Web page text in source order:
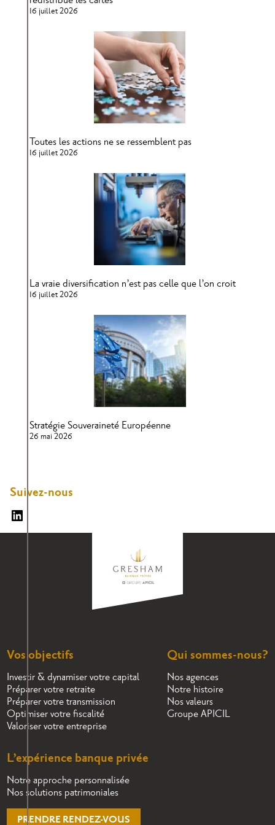
16 juillet 2026
Toutes les actions ne se ressemblent pas
16 juillet 2026
La vraie diversification n’est pas celle que l’on croit
16 juillet 2026
Stratégie Souveraineté Européenne
26 mai 2026
Suivez-nous
Suivez nous sur Linkedin
Vos objectifs
Investir & dynamiser votre capital
Préparer votre retraite
Préparer votre transmission
Optimiser votre fiscalité
Valoriser votre entreprise
Qui sommes-nous?
Nos agences
Notre histoire
Nos valeurs
Groupe APICIL
L’expérience banque privée
Notre approche personnalisée
Nos solutions patrimoniales
PRENDRE RENDEZ-VOUS